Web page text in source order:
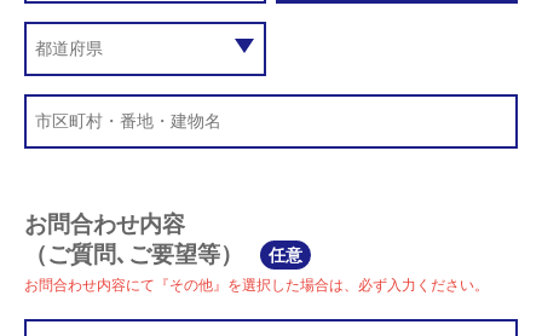
お問合わせ内容
（ご質問､ご要望等）
任意
お問合わせ内容にて『その他』を選択した場合は、必ず入力ください。